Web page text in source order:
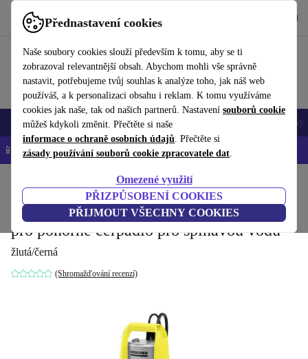
Přednastavení cookies
Naše soubory cookies slouží především k tomu, aby se ti
zobrazoval relevantnější obsah. Abychom mohli vše správně
nastavit, potřebujeme tvůj souhlas k analýze toho, jak náš web
používáš, a k personalizaci obsahu i reklam. K tomu využíváme
cookies jak naše, tak od našich partnerů. Nastavení souborů cookie
můžeš kdykoli změnit. Přečtěte si naše
informace o ochraně osobních údajů. Přečtěte si
zásady používání souborů cookie zpracovatele dat.
Omezené využití
PŘIZPŮSOBENÍ COOKIES
PŘIJMOUT VŠECHNY COOKIES
Používejte refurbed rychle a snadno
Mobily a smartphony Notebooky Tablety Doplňky
📱 -5 % NAVÍC na všechny iPhony – kód: IPHONEDEAL-
Zahradní nářadí
Kärcher SP 22.000 senzor úrovně nečistot
pro ponorné čerpadlo pro špinavou vodu
žlutá/černá
(Shromažďování recenzí)